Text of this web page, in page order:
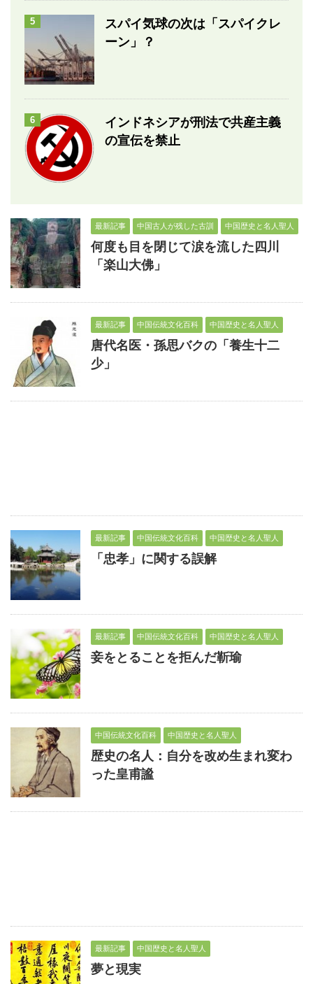
5
スパイ気球の次は「スパイクレ
ーン」？
6
インドネシアが刑法で共産主義
の宣伝を禁止
最新記事 中国古人が残した古訓 中国歴史と名人聖人
何度も目を閉じて涙を流した四川
「楽山大佛」
最新記事 中国伝統文化百科 中国歴史と名人聖人
唐代名医・孫思バクの「養生十二
少」
最新記事 中国伝統文化百科 中国歴史と名人聖人
「忠孝」に関する誤解
最新記事 中国伝統文化百科 中国歴史と名人聖人
妾をとることを拒んだ靳瑜
中国伝統文化百科 中国歴史と名人聖人
歴史の名人：自分を改め生まれ変わ
った皇甫謐
最新記事 中国歴史と名人聖人
夢と現実